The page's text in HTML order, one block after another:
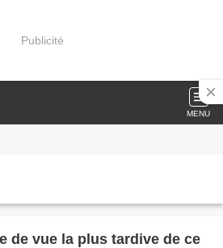
Publicité
MENU
de vue la plus tardive de ce